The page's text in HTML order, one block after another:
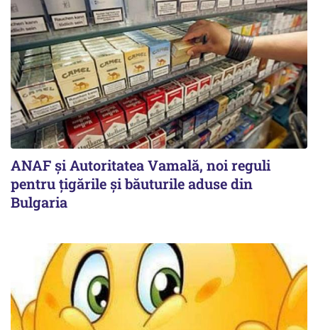
ANAF și Autoritatea Vamală, noi reguli
pentru țigările și băuturile aduse din
Bulgaria